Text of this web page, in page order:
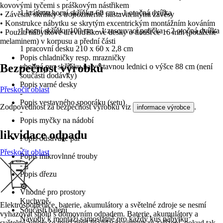
1 krátkou horní skříňku 60 cm – 1 otočná dvířka
1 horní skříňku 100 cm – 1 zasouvací polička – 2 otočná dvířka
1 pracovní desku 210 x 60 x 2,8 cm
Popis chladničky resp. mrazničky
vhodná pro skříňku na vestavnou lednici o výšce 88 cm (není
součástí dodávky)
Popis varné desky
-
Popis vestavného spooráku (setu)
-
Popis myčky na nádobí
-
Popis odsavače par
-
Popis mikrovlnné trouby
-
Popis dřezu
-
Vhodné pro prostory
Kuchyně
Součástí balení
Návody k montáži samostatně pro každý kus nábytku
kovovými tyčemi s práškovým nástřikem
• Závěsné skříňky s trojrozměrně nastavitelnými závěsy
• Konstrukce nábytku se skrytým excentrickým montážním kováním
• Použití nábytkové dřevotřískové desky o tloušťce 16 mm (potažené
melaminem) v korpusu a přední části
Bezpečnost výrobků
Přeskočit oblast
Zodpovědnost za bezpečnost výrobku viz informace výrobce .
likvidace odpadu
Přeskočit oblast
Elektrospotřebiče, baterie, akumulátory a světelné zdroje se nesmí
vyhazovat spolu s domovním odpadem. Baterie, akumulátory a